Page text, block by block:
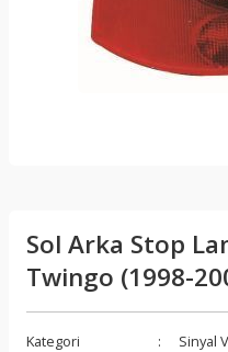
Sol Arka Stop
Twingo (1998-
Kategori Sinyal